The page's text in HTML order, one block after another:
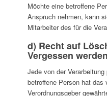
Möchte eine betroffene
Anspruch nehmen, kann
Mitarbeiter des für die
d) Recht auf
Vergessen
Jede von der
betroffene Person hat das
Verordnungsgeber